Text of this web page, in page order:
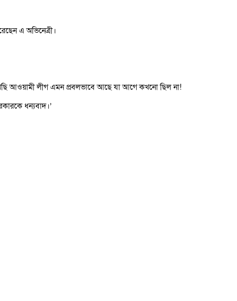
এ অভিনেত্রী।
আওয়ামী লীগ এমন প্রবলভাবে আছে যা আগে কখনো ছিল না!
ধন্যবাদ।’